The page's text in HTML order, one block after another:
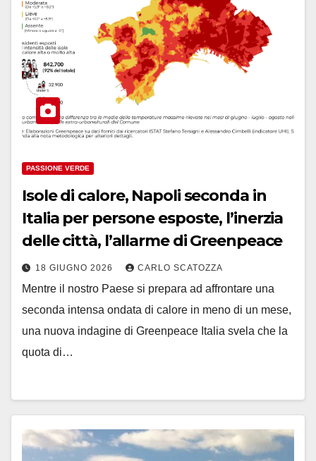
PASSIONE VERDE
Isole di calore, Napoli seconda in
Italia per persone esposte, l’inerzia
delle città, l’allarme di Greenpeace
18 GIUGNO 2026 CARLO SCATOZZA
Mentre il nostro Paese si prepara ad affrontare una
seconda intensa ondata di calore in meno di un mese,
una nuova indagine di Greenpeace Italia svela che la
quota di…